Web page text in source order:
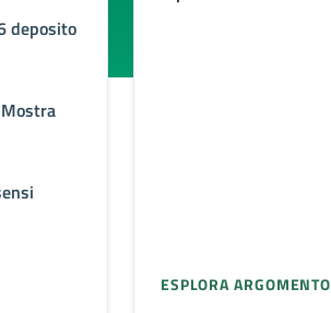
deposito
ESPLORA ARGOMENTO